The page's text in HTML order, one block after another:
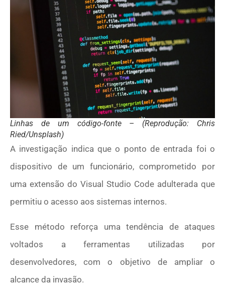
Linhas de um código-fonte – (Reprodução: Chris
Ried/Unsplash)
A investigação indica que o ponto de entrada foi o
dispositivo de um funcionário, comprometido por
uma extensão do Visual Studio Code adulterada que
permitiu o acesso aos sistemas internos.
Esse método reforça uma tendência de ataques
voltados a ferramentas utilizadas por
desenvolvedores, com o objetivo de ampliar o
alcance da invasão.